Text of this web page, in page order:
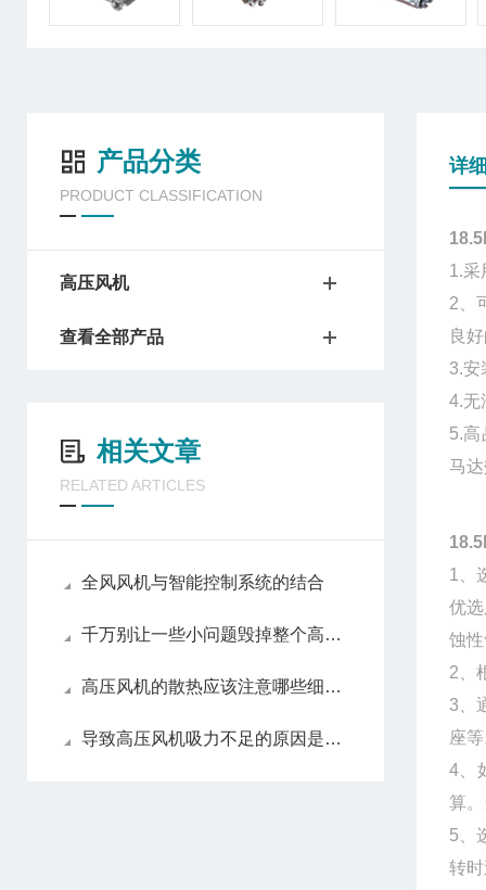
产品分类
PRODUCT CLASSIFICATION
高压风机
查看全部产品
相关文章
RELATED ARTICLES
全风风机与智能控制系统的结合
千万别让一些小问题毁掉整个高压风机！
高压风机的散热应该注意哪些细节？
导致高压风机吸力不足的原因是什么？
详
1.采
2、
良
3.安
4.无
5.高
马
1、
优
蚀
2、
3、
座
4、
算
5、
转